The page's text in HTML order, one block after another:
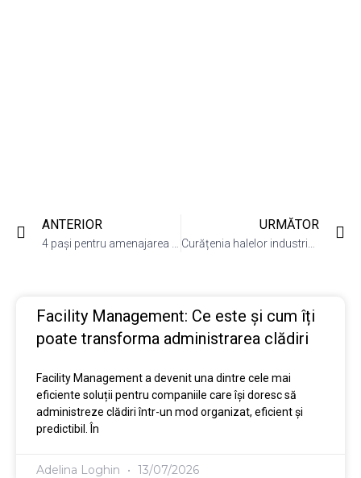
ANTERIOR URMĂTOR
Facility Management: Ce este și cum îți
poate transforma administrarea clădiri
Facility Management a devenit una dintre cele mai
eficiente soluții pentru companiile care își doresc să
administreze clădiri într-un mod organizat, eficient și
predictibil. În
Adelina Loghin 13/07/2026